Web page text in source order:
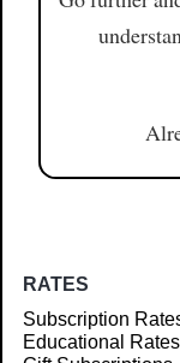
RATES
Subscription
Educational Rates